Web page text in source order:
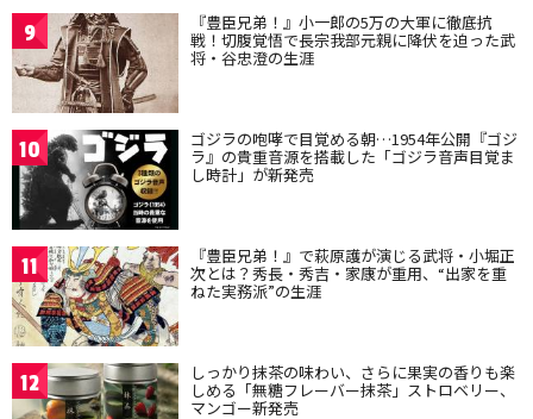
9 『豊臣兄弟！』小一郎の5万の大軍に徹底抗
戦！切腹覚悟で長宗我部元親に降伏を迫った武
将・谷忠澄の生涯
10 ゴジラの咆哮で目覚める朝…1954年公開『ゴジ
ラ』の貴重音源を搭載した「ゴジラ音声目覚ま
し時計」が新発売
11 『豊臣兄弟！』で萩原護が演じる武将・小堀正
次とは？秀長・秀吉・家康が重用、“出家を重
ねた実務派”の生涯
12 しっかり抹茶の味わい、さらに果実の香りも楽
しめる「無糖フレーバー抹茶」ストロベリー、
マンゴー新発売